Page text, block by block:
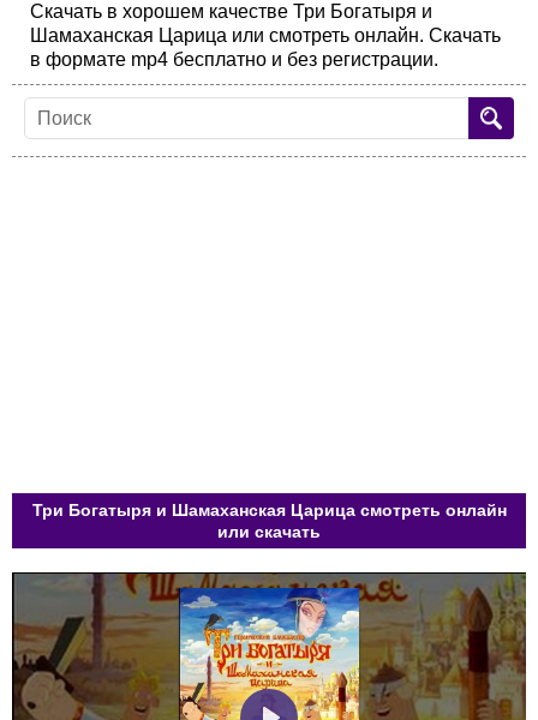
Скачать в хорошем качестве Три Богатыря и
Шамаханская Царица или смотреть онлайн. Скачать
в формате mp4 бесплатно и без регистрации.
Три Богатыря и Шамаханская Царица смотреть онлайн
или скачать